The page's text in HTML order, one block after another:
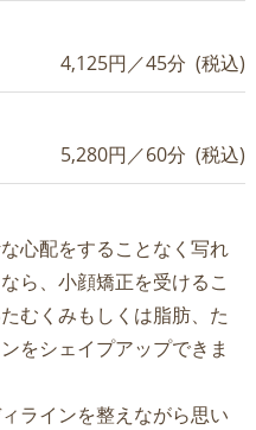
4,125円／45分 (税込)
5,280円／60分 (税込)
心配をすることなく写れ
ら、小顔矯正を受けるこ
むくみもしくは脂肪、た
をシェイプアップできま
ラインを整えながら思い